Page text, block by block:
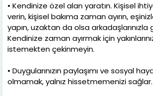
• Kendinize özel alan yaratın. Kişisel
verin, kişisel bakıma zaman ayırın,
yapın, uzaktan da olsa arkadaşlarınızla
Kendinize zaman ayırmak için
istemekten çekinmeyin.
• Duygularınızın paylaşımı ve sosyal
olmamak, yalnız hissetmemenizi sağlar.